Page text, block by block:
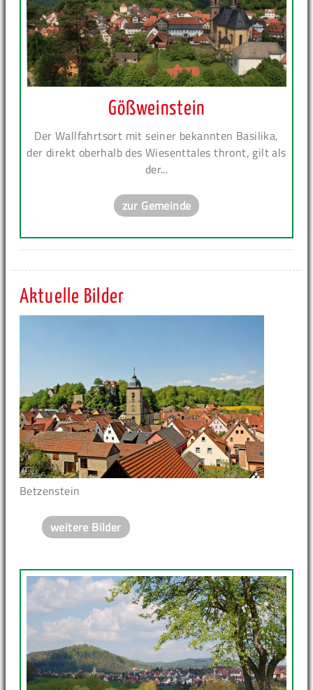
Gößweinstein
Der Wallfahrtsort mit seiner bekannten Basilika,
der direkt oberhalb des Wiesenttales thront, gilt als
der...
zur Gemeinde
Aktuelle Bilder
Betzenstein
weitere Bilder